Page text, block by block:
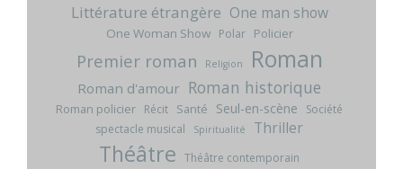
Littérature étrangère One man show
One Woman Show Polar Policier
Premier roman Religion Roman
Roman d'amour Roman historique
Roman policier Récit Santé Seul-en-scène
Société
spectacle musical
Spiritualité Thriller
Théâtre Théâtre contemporain